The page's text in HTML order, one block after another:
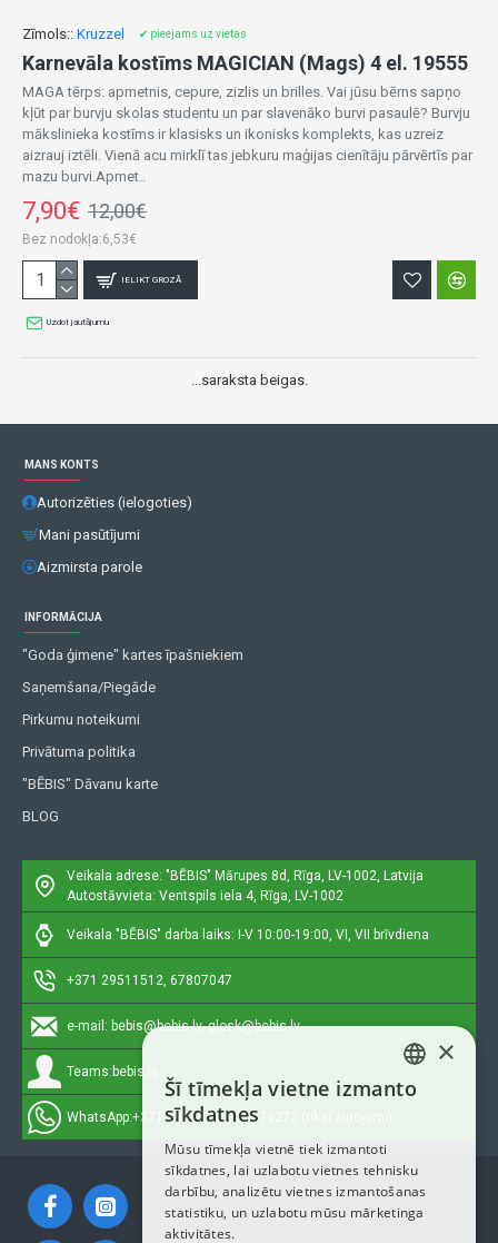
Zīmols:: Kruzzel ✔ pieejams uz vietas
Karnevāla kostīms MAGICIAN (Mags) 4 el. 19555
MAGA tērps: apmetnis, cepure, zizlis un brilles. Vai jūsu bērns sapņo
kļūt par burvju skolas studentu un par slavenāko burvi pasaulē? Burvju
mākslinieka kostīms ir klasisks un ikonisks komplekts, kas uzreiz
aizrauj iztēli. Vienā acu mirklī tas jebkuru maģijas cienītāju pārvērtīs par
mazu burvi.Apmet..
7,90€ 12,00€
Bez nodokļa:6,53€
IELIKT GROZĀ
Uzdot jautājumu
...saraksta beigas.
MANS KONTS
Autorizēties (ielogoties)
Mani pasūtījumi
Aizmirsta parole
INFORMĀCIJA
"Goda ģimene" kartes īpašniekiem
Saņemšana/Piegāde
Pirkumu noteikumi
Privātuma politika
"BĒBIS" Dāvanu karte
BLOG
Veikala adrese: "BĒBIS" Mārupes 8d, Rīga, LV-1002, Latvija
Autostāvvieta: Ventspils iela 4, Rīga, LV-1002
Veikala "BĒBIS" darba laiks: I-V 10:00-19:00, VI, VII brīvdiena
+371 29511512, 67807047
e-mail: bebis@bebis.lv, glosk@bebis.lv
Teams: bebis.lv
WhatsApp:+371 29511512, 20579272 (tikai ziņojumi)
LATVIAN
ENGLISH
×
Šī tīmekļa vietne izmanto
sīkdatnes
Mūsu tīmekļa vietnē tiek izmantoti
sīkdatnes, lai uzlabotu vietnes tehnisku
darbību, analizētu vietnes izmantošanas
statistiku, un uzlabotu mūsu mārketinga
aktivitātes.